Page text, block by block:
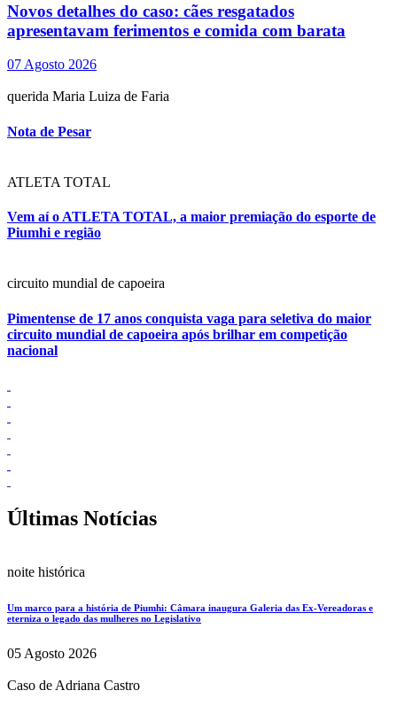
Novos detalhes do caso: cães resgatados
apresentavam ferimentos e comida com barata
07 Agosto 2026
querida Maria Luiza de Faria
Nota de Pesar
ATLETA TOTAL
Vem aí o ATLETA TOTAL, a maior premiação do esporte de
Piumhi e região
circuito mundial de capoeira
Pimentense de 17 anos conquista vaga para seletiva do maior
circuito mundial de capoeira após brilhar em competição
nacional
Últimas Notícias
noite histórica
Um marco para a história de Piumhi: Câmara inaugura Galeria das Ex-Vereadoras e
eterniza o legado das mulheres no Legislativo
05 Agosto 2026
Caso de Adriana Castro